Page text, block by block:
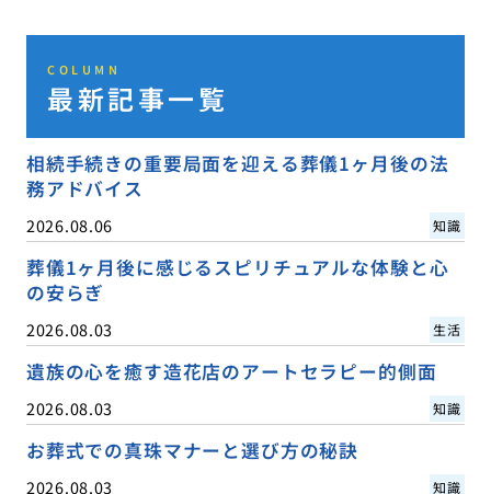
COLUMN
最新記事一覧
相続手続きの重要局面を迎える葬儀1ヶ月後の法
務アドバイス
2026.08.06 知識
葬儀1ヶ月後に感じるスピリチュアルな体験と心
の安らぎ
2026.08.03 生活
遺族の心を癒す造花店のアートセラピー的側面
2026.08.03 知識
お葬式での真珠マナーと選び方の秘訣
2026.08.03 知識